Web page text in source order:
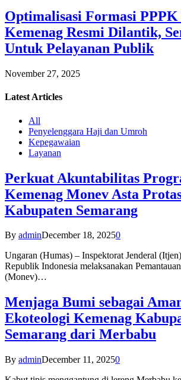
Optimalisasi Formasi PPPK
Kemenag Resmi Dilantik,
Untuk Pelayanan Publik
November 27, 2025
Latest Articles
All
Penyelenggara Haji dan Umroh
Kepegawaian
Layanan
Perkuat Akuntabilitas
Kemenag Monev Asta
Kabupaten Semarang
By adminDecember 18, 20250
Ungaran (Humas) – Inspektorat Jenderal
Republik Indonesia melaksanakan
(Monev)…
Menjaga Bumi sebagai
Ekoteologi Kemenag
Semarang dari Merbabu
By adminDecember 11, 20250